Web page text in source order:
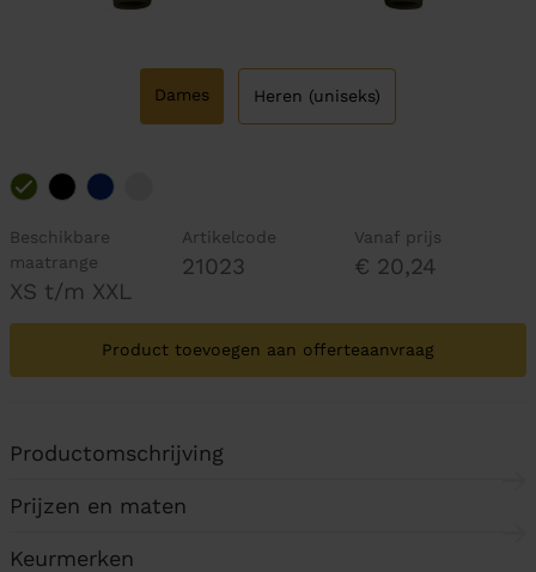
Dames Heren (uniseks)
Beschikbare
maatrange
XS t/m XXL
Artikelcode
21023
Vanaf prijs
€ 20,24
Product toevoegen aan offerteaanvraag
Productomschrijving
Prijzen en maten
Keurmerken